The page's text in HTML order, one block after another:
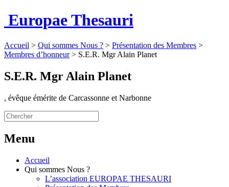
Europae Thesauri
Accueil > Qui sommes Nous ? > Présentation des Membres >
Membres d’honneur> S.E.R. Mgr Alain Planet
S.E.R. Mgr Alain Planet
, évêque émérite de Carcassonne et Narbonne
Menu
Accueil
Qui sommes Nous ?
L’association EUROPAE THESAURI